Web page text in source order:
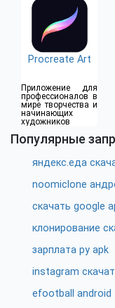
Procreate Art
Приложение для
профессионалов в
мире творчества и
начинающих
художников
Популярные
яндекс.еда
noomiclone
скачать google
клонирование
зарплата ру apk
instagram
efootball android